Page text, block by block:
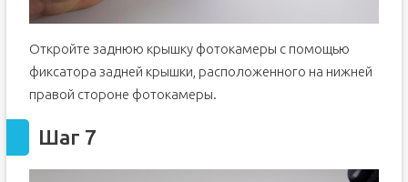
Откройте заднюю крышку фотокамеры с помощью
фиксатора задней крышки, расположенного на нижней
правой стороне фотокамеры.
Шаг 7